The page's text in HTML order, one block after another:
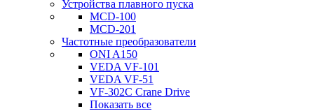
Устройства плавного пуска
MCD-100
MCD-201
Частотные преобразователи
ONI A150
VEDA VF-101
VEDA VF-51
VF-302C Crane Drive
Показать все